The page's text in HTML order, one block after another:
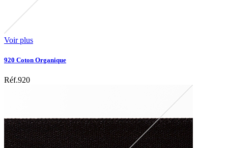
Voir plus
920 Coton Organique
Réf.920